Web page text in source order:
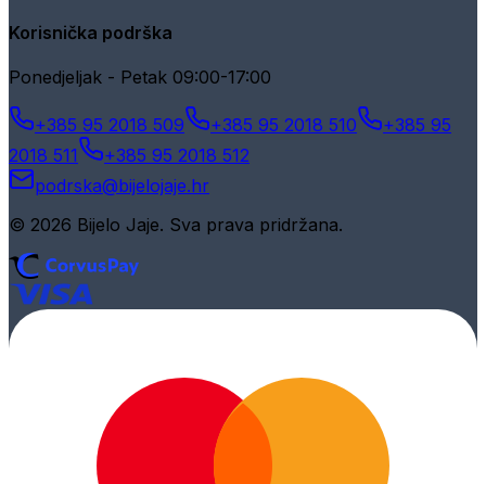
Korisnička podrška
Ponedjeljak - Petak 09:00-17:00
+385 95 2018 509 +385 95 2018 510
+385 95
2018 511
+385 95 2018 512
podrska@bijelojaje.hr
© 2026 Bijelo Jaje. Sva prava pridržana.